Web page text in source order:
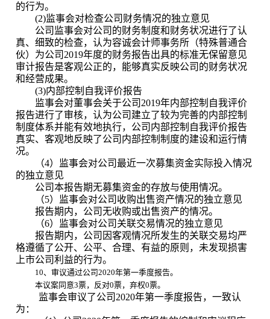
的行为。
(2)监事会对检查公司财务情况的独立意见
公司监事会对公司的财务制度和财务状况进行了认
真、细致的检查，认为容诚会计师事务所（特殊普通合
伙）为公司 2019年度的财务报告出具的标准无保留意见
审计报告是客观公正的，能够真实反映公司的财务状况
和经营成果。
(3)内部控制自我评价报告
监事会对董事会关于公司 2019年内部控制自我评价
报告进行了审核，认为公司建立了较为完善的内部控制
制度体系并能有效地执行，公司内部控制自我评价报告
真实、客观地反映了公司内部控制制度的建设和运行情
况。
（4）监事会对公司最近一次募集资金实际投入情况
的独立意见
公司本报告期无募集资金的存放与使用情况。
（5）监事会对公司收购出售资产情况的独立意见
报告期内，公司无收购或出售资产的情况。
（6）监事会对公司关联交易情况的独立意见
报告期内，公司因客观情况所发生的关联交易均严
格遵循了公开、公平、合理、有益的原则，未发现损害
上市公司利益的行为。
10、审议通过公司2020年第一季度报告。
本议案同意3票，反对0票，弃权0票。
监事会审议了公司 2020年第一季度报告，一致认
为：